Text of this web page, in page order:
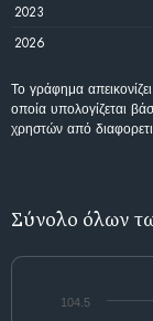
2023
2026
Το γράφημα
οποία υπολογίζεται
χρηστών από
Σύνολο όλων
104.5